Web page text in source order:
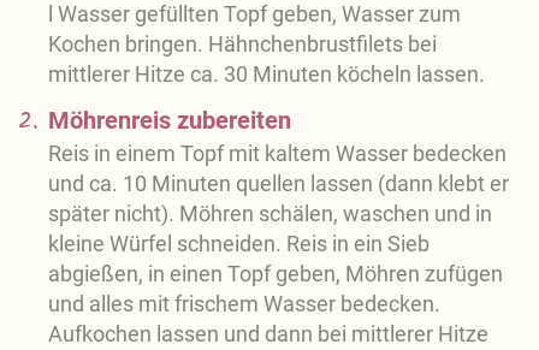
l Wasser gefüllten Topf geben, Wasser zum
Kochen bringen. Hähnchenbrustfilets bei
mittlerer Hitze ca. 30 Minuten köcheln lassen.
2. Möhrenreis zubereiten
Reis in einem Topf mit kaltem Wasser bedecken
und ca. 10 Minuten quellen lassen (dann klebt er
später nicht). Möhren schälen, waschen und in
kleine Würfel schneiden. Reis in ein Sieb
abgießen, in einen Topf geben, Möhren zufügen
und alles mit frischem Wasser bedecken.
Aufkochen lassen und dann bei mittlerer Hitze